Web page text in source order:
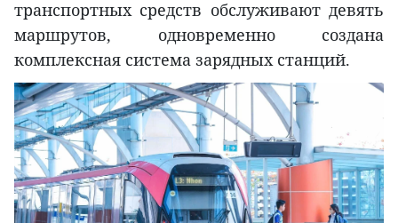
транспортных средств обслуживают девять
маршрутов, одновременно создана
комплексная система зарядных станций.